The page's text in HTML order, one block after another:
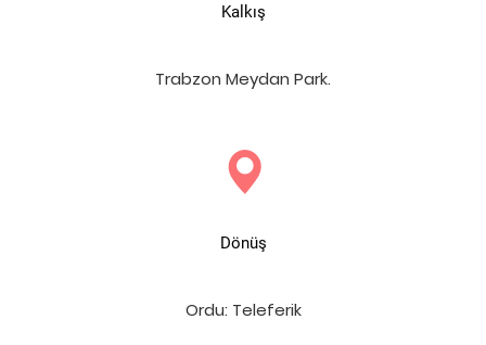
Kalkış
Trabzon Meydan Park.
Dönüş
Ordu: Teleferik